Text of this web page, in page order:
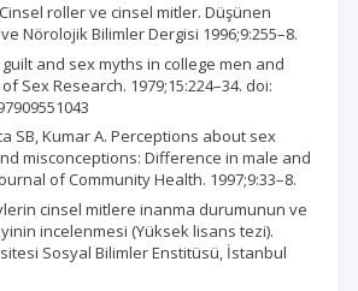
Cinsel roller ve cinsel mitler. Düşünen
Nörolojik Bilimler Dergisi 1996;9:255–8.
and sex myths in college men and
Sex Research. 1979;15:224–34. doi:
SB, Kumar A. Perceptions about sex
misconceptions: Difference in male and
of Community Health. 1997;9:33–8.
cinsel mitlere inanma durumunun ve
incelenmesi (Yüksek lisans tezi).
Sosyal Bilimler Enstitüsü, İstanbul